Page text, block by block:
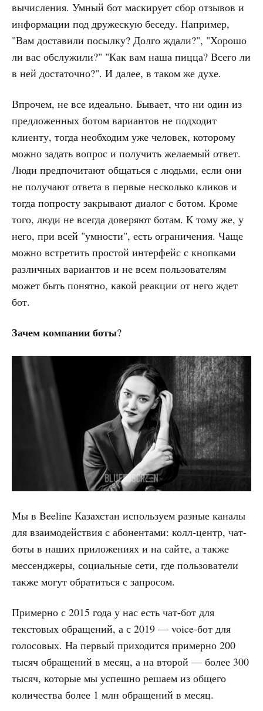
вычисления. Умный бот маскирует сбор отзывов и
информации под дружескую беседу. Например,
"Вам доставили посылку? Долго ждали?", "Хорошо
ли вас обслужили?" "Как вам наша пицца? Всего ли
в ней достаточно?". И далее, в таком же духе.
Впрочем, не все идеально. Бывает, что ни один из
предложенных ботом вариантов не подходит
клиенту, тогда необходим уже человек, которому
можно задать вопрос и получить желаемый ответ.
Люди предпочитают общаться с людьми, если они
не получают ответа в первые несколько кликов и
тогда попросту закрывают диалог с ботом. Кроме
того, люди не всегда доверяют ботам. К тому же, у
него, при всей "умности", есть ограничения. Чаще
можно встретить простой интерфейс с кнопками
различных вариантов и не всем пользователям
может быть понятно, какой реакции от него ждет
бот.
Зачем компании боты?
Мы в Beeline Казахстан используем разные каналы
для взаимодействия с абонентами: колл-центр, чат-
боты в наших приложениях и на сайте, а также
мессенджеры, социальные сети, где пользователи
также могут обратиться с запросом.
Примерно с 2015 года у нас есть чат-бот для
текстовых обращений, а с 2019 — voice-бот для
голосовых. На первый приходится примерно 200
тысяч обращений в месяц, а на второй — более 300
тысяч, которые мы успешно решаем из общего
количества более 1 млн обращений в месяц.